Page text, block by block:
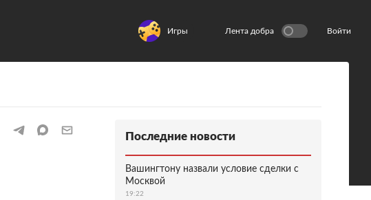
Игры Лента добра Войти
Последние новости
Вашингтону назвали условие сделки с
Москвой
19:22